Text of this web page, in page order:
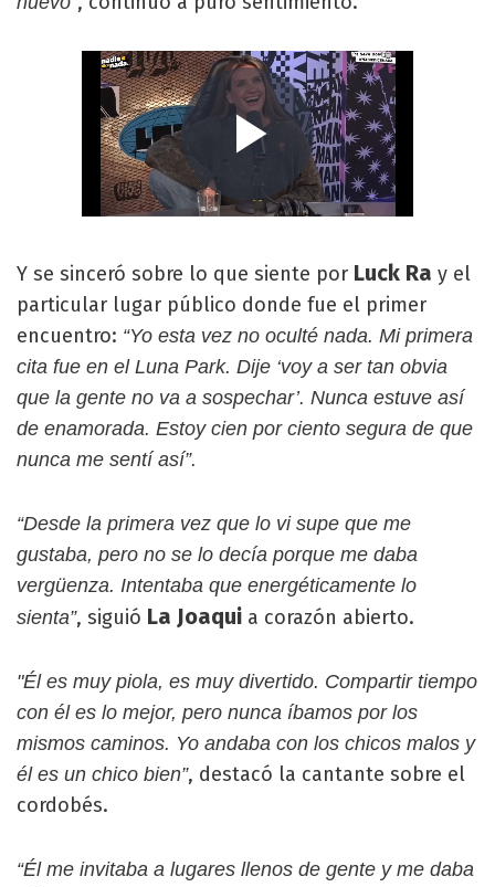
Y se sinceró sobre lo que siente por Luck Ra y el
particular lugar público donde fue el primer
encuentro: “Yo esta vez no oculté nada. Mi primera
cita fue en el Luna Park. Dije ‘voy a ser tan obvia
que la gente no va a sospechar’. Nunca estuve así
de enamorada. Estoy cien por ciento segura de que
nunca me sentí así”.
“Desde la primera vez que lo vi supe que me
gustaba, pero no se lo decía porque me daba
vergüenza. Intentaba que energéticamente lo
sienta”, siguió La Joaqui a corazón abierto.
"Él es muy piola, es muy divertido. Compartir tiempo
con él es lo mejor, pero nunca íbamos por los
mismos caminos. Yo andaba con los chicos malos y
él es un chico bien”, destacó la cantante sobre el
cordobés.
“Él me invitaba a lugares llenos de gente y me daba